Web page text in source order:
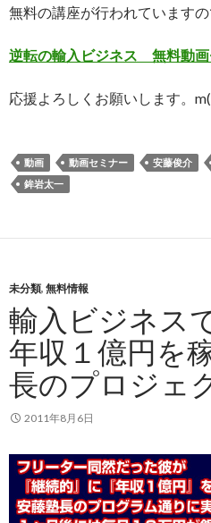
無料の講座が行われています
逆転の輸入ビジネス 無料動画
応援よろしくお願いします。
動画 動画セミナー 安藤俊介
鉾岩太一
未分類, 無料情報
輸入ビジネス
年収１億円を
長のプロジェ
2011年8月6日